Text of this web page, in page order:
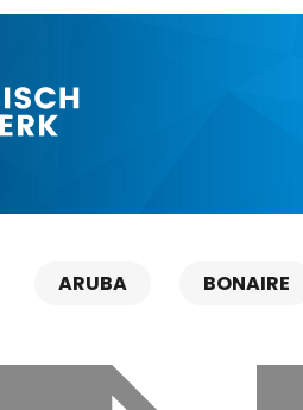
ARUBA BONAIRE